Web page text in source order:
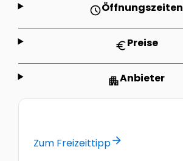
scheduleÖffnungszeiten
euroPreise
apartmentAnbieter
Zum Freizeittipparrow_forward